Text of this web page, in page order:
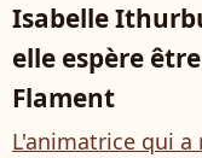
Isabelle
elle espère
Flament
L'animatrice qui a